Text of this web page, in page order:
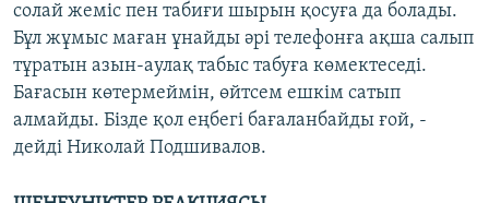
солай жеміс пен табиғи шырын қосуға да болады.
Бұл жұмыс маған ұнайды әрі телефонға ақша салып
тұратын азын-аулақ табыс табуға көмектеседі.
Бағасын көтермеймін, өйтсем ешкім сатып
алмайды. Бізде қол еңбегі бағаланбайды ғой, -
дейді Николай Подшивалов.